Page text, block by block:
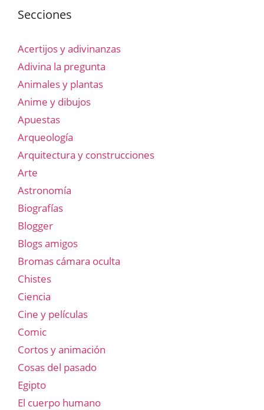
Secciones
Acertijos y adivinanzas
Adivina la pregunta
Animales y plantas
Anime y dibujos
Apuestas
Arqueología
Arquitectura y construcciones
Arte
Astronomía
Biografías
Blogger
Blogs amigos
Bromas cámara oculta
Chistes
Ciencia
Cine y películas
Comic
Cortos y animación
Cosas del pasado
Egipto
El cuerpo humano